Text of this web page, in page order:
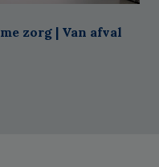
zorg | Van afval